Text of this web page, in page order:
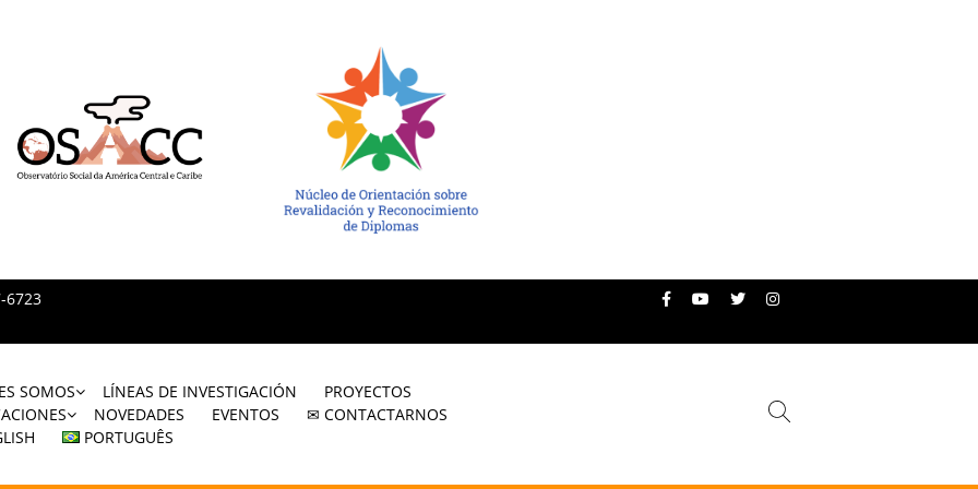
6723
SOMOS LÍNEAS DE INVESTIGACIÓN
PROYECTOS
NOVEDADES EVENTOS
✉ CONTACTARNOS
PORTUGUÊS